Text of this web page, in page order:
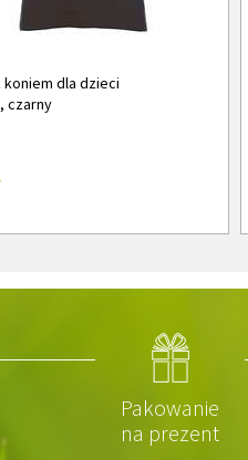
koniem dla dzieci
czarny
Pakowanie
na prezent